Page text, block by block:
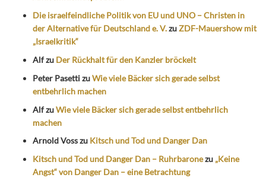
Die israelfeindliche Politik von EU und UNO – Christen in
der Alternative für Deutschland e. V.zuZDF-Mauershow mit
„Israelkritik“
Alfzu Der Rückhalt für den Kanzler bröckelt
Peter PasettizuWie viele Bäcker sich gerade selbst
entbehrlich machen
AlfzuWie viele Bäcker sich gerade selbst entbehrlich
machen
Arnold Vosszu Kitsch und Tod und Danger Dan
Kitsch und Tod und Danger Dan – Ruhrbaronezu „Keine
Angst“ von Danger Dan – eine Betrachtung